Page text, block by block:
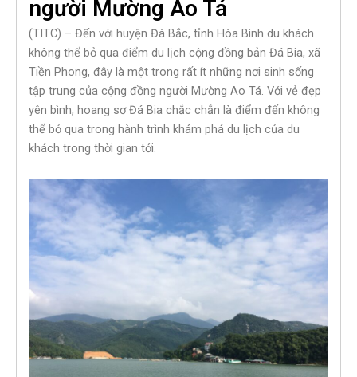
người Mường Ao Tá
(TITC) – Đến với huyện Đà Bắc, tỉnh Hòa Bình du khách
không thể bỏ qua điểm du lịch cộng đồng bản Đá Bia, xã
Tiền Phong, đây là một trong rất ít những nơi sinh sống
tập trung của cộng đồng người Mường Ao Tá. Với vẻ đẹp
yên bình, hoang sơ Đá Bia chắc chắn là điểm đến không
thể bỏ qua trong hành trình khám phá du lịch của du
khách trong thời gian tới.